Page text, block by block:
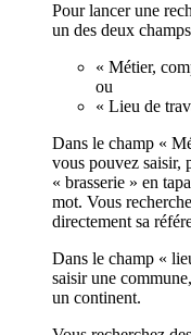
Pour lancer une
un des deux
« Métier,
ou
« Lieu de
Dans le champ «
vous pouvez saisir,
« brasserie » en
mot. Vous
directement sa
Dans le champ «
saisir une
un continent.